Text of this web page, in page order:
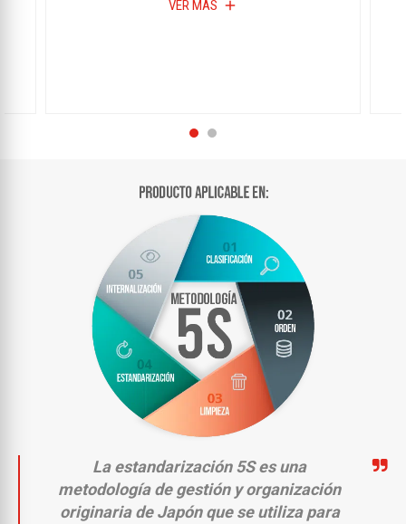
VER MÁS add
La estandarización 5S es una
metodología de gestión y organización
originaria de Japón que se utiliza para